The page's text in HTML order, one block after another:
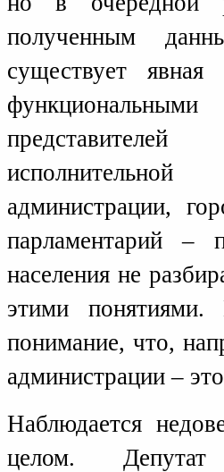
полученным
существует
администрации,
парламентарий –
населения не
этими понятиями.
понимание, что,
администрации –
Наблюдается
целом.